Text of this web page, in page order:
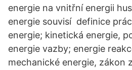
energie na vnitřní energii
energie souvisí definice
energie; kinetická energie,
energie vazby; energie
mechanické energie, zákon